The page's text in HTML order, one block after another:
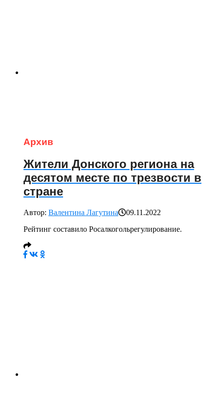
Архив
Жители Донского региона на
десятом месте по трезвости в
стране
Автор: Валентина Лагутина
09.11.2022
Рейтинг составило Росалкогольрегулирование.